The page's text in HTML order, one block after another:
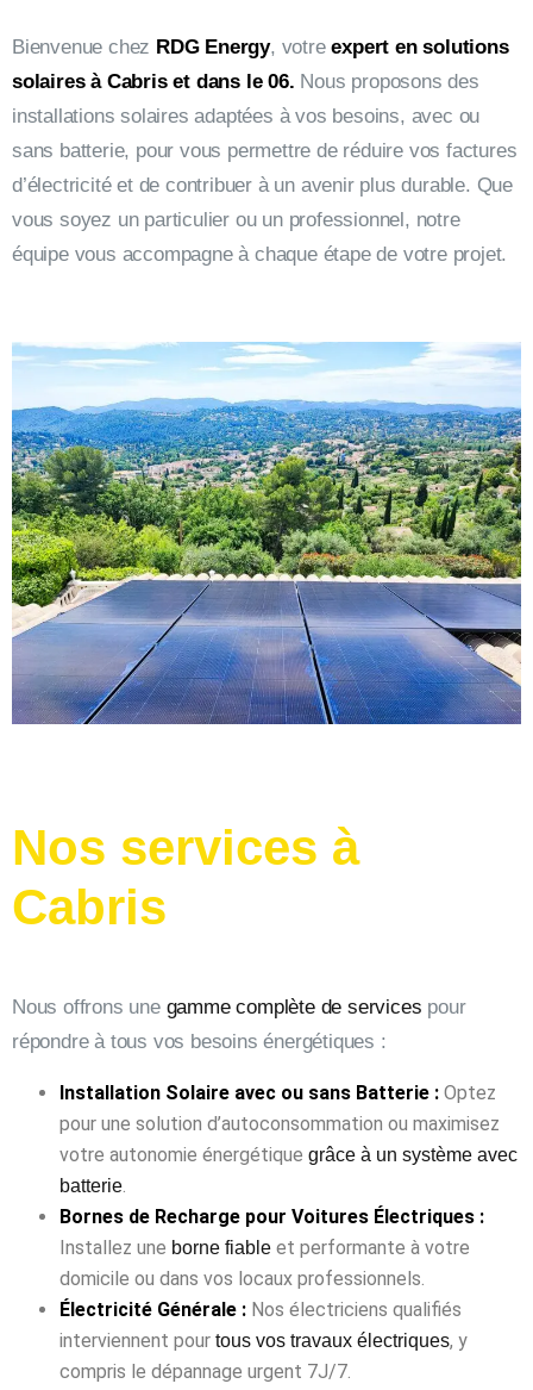
Bienvenue chez RDG Energy, votreexpert en solutions
solaires à Cabris et dans le 06. Nous proposons des
installations solaires adaptées à vos besoins, avec ou
sans batterie, pour vous permettre de réduire vos factures
d’électricité et de contribuer à un avenir plus durable. Que
vous soyez un particulier ou un professionnel, notre
équipe vous accompagne à chaque étape de votre projet.
Nos services à
Cabris
Nous offrons une gamme complète de services pour
répondre à tous vos besoins énergétiques :
Installation Solaire avec ou sans Batterie : Optez
pour une solution d’autoconsommation ou maximisez
votre autonomie énergétique grâce à un système avec
batterie.
Bornes de Recharge pour Voitures Électriques :
Installez une borne fiable et performante à votre
domicile ou dans vos locaux professionnels.
Électricité Générale : Nos électriciens qualifiés
interviennent pour tous vos travaux électriques, y
compris le dépannage urgent 7J/7.